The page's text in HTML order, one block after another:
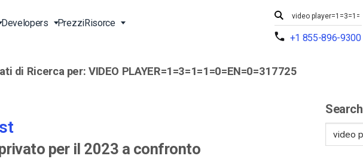
Soluzioni per Raggiungere
Video per le Vendite
Developers
API
Upload Video Sicuro
PrezziRisorce
+1 855-896-9300
di Ricerca per: VIDEO PLAYER=1=3=1=1=0=EN=0=317725
per il 2023 a confronto
Search